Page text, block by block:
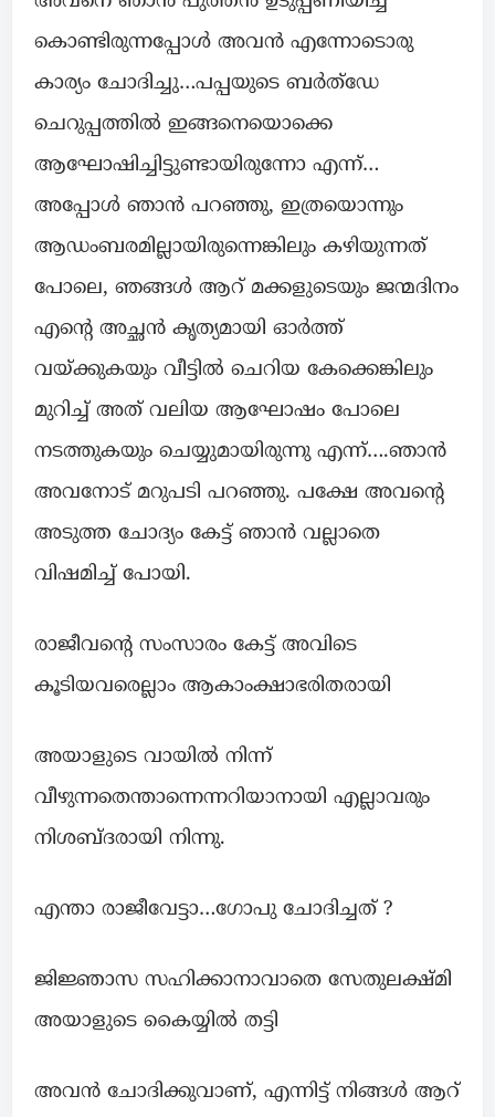
കൊണ്ടിരുന്നപ്പോൾ അവൻ എന്നോടൊരു
കാര്യം ചോദിച്ചു…പപ്പയുടെ ബർത്ഡേ
ചെറുപ്പത്തിൽ ഇങ്ങനെയൊക്കെ
ആഘോഷിച്ചിട്ടുണ്ടായിരുന്നോ എന്ന്…
അപ്പോൾ ഞാൻ പറഞ്ഞു, ഇത്രയൊന്നും
ആഡംബരമില്ലായിരുന്നെങ്കിലും കഴിയുന്നത്
പോലെ, ഞങ്ങൾ ആറ് മക്കളുടെയും ജന്മദിനം
എൻ്റെ അച്ഛൻ കൃത്യമായി ഓർത്ത്
വയ്ക്കുകയും വീട്ടിൽ ചെറിയ കേക്കെങ്കിലും
മുറിച്ച് അത് വലിയ ആഘോഷം പോലെ
നടത്തുകയും ചെയ്യുമായിരുന്നു എന്ന്….ഞാൻ
അവനോട് മറുപടി പറഞ്ഞു. പക്ഷേ അവൻ്റെ
അടുത്ത ചോദ്യം കേട്ട് ഞാൻ വല്ലാതെ
വിഷമിച്ച് പോയി.
രാജീവൻ്റെ സംസാരം കേട്ട് അവിടെ
കൂടിയവരെല്ലാം ആകാംക്ഷാഭരിതരായി
അയാളുടെ വായിൽ നിന്ന്
വീഴുന്നതെന്താന്നെന്നറിയാനായി എല്ലാവരും
നിശബ്ദരായി നിന്നു.
എന്താ രാജീവേട്ടാ…ഗോപു ചോദിച്ചത് ?
ജിജ്ഞാസ സഹിക്കാനാവാതെ സേതുലക്ഷ്മി
അയാളുടെ കൈയ്യിൽ തട്ടി
അവൻ ചോദിക്കുവാണ്, എന്നിട്ട് നിങ്ങൾ ആറ്